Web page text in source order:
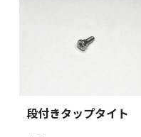
段付きタップタイト